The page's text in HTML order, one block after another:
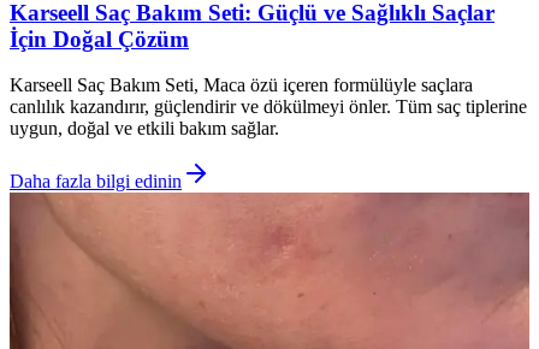
Karseell Saç Bakım Seti: Güçlü ve Sağlıklı Saçlar
İçin Doğal Çözüm
Karseell Saç Bakım Seti, Maca özü içeren formülüyle saçlara
canlılık kazandırır, güçlendirir ve dökülmeyi önler. Tüm saç tiplerine
uygun, doğal ve etkili bakım sağlar.
Daha fazla bilgi edinin